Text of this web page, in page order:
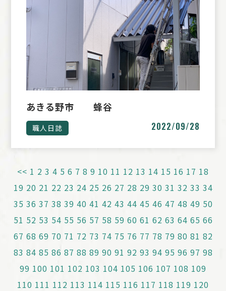
あきる野市 蜂谷
職人日誌 2022/09/28
<< 1 2 3 4 5 6 7 8 9 10 11 12 13 14 15 16 17 18
19 20 21 22 23 24 25 26 27 28 29 30 31 32 33 34
35 36 37 38 39 40 41 42 43 44 45 46 47 48 49 50
51 52 53 54 55 56 57 58 59 60 61 62 63 64 65 66
67 68 69 70 71 72 73 74 75 76 77 78 79 80 81 82
83 84 85 86 87 88 89 90 91 92 93 94 95 96 97 98
99 100 101 102 103 104 105 106 107 108 109
110 111 112 113 114 115 116 117 118 119 120